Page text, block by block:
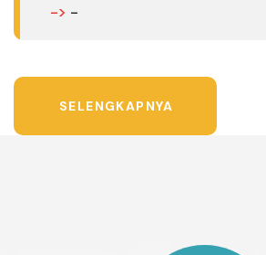
-> -
SELENGKAPNYA